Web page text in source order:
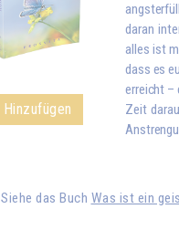
Hinzufügen
daran
alles ist
dass es
erreicht –
Zeit
Siehe das Buch Was ist ein